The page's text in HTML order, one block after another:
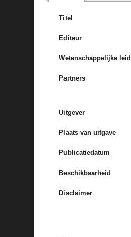
Titel
Editeur
Wetenschappelijke
Partners
Uitgever
Plaats van uitgave
Publicatiedatum
Beschikbaarheid
Disclaimer